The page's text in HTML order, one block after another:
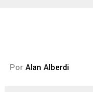
Por Alan Alberdi